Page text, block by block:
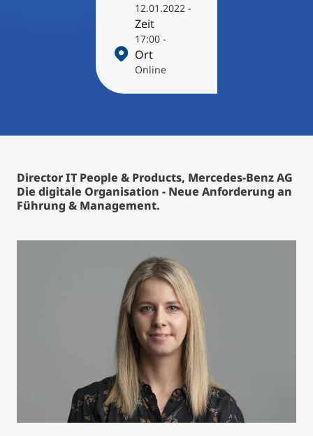
International studieren
An über 300 Partneruniversitäten
Studienberatung
Forschung am MCI
Micro Credentials
Masterclasses
Management-Seminare
Technische Weiterbildung
Maßgeschneiderte Programme
Studienberatung
Executive Education Finder
12.01.2022 -
Zeit
17:00 -
Ort
Online
Director IT People & Products, Mercedes-Benz AG
Die digitale Organisation - Neue Anforderung an
Führung & Management.